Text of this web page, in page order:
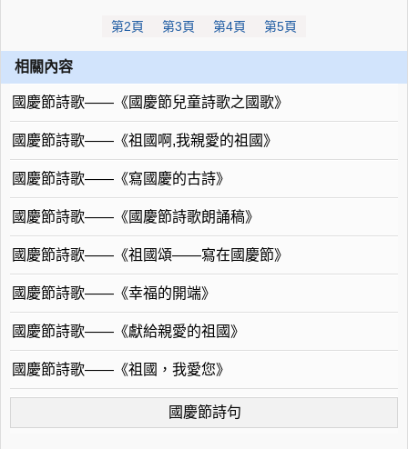
第2頁 第3頁 第4頁 第5頁
相關內容
國慶節詩歌——《國慶節兒童詩歌之國歌》
國慶節詩歌——《祖國啊,我親愛的祖國》
國慶節詩歌——《寫國慶的古詩》
國慶節詩歌——《國慶節詩歌朗誦稿》
國慶節詩歌——《祖國頌——寫在國慶節》
國慶節詩歌——《幸福的開端》
國慶節詩歌——《獻給親愛的祖國》
國慶節詩歌——《祖國，我愛您》
國慶節詩句